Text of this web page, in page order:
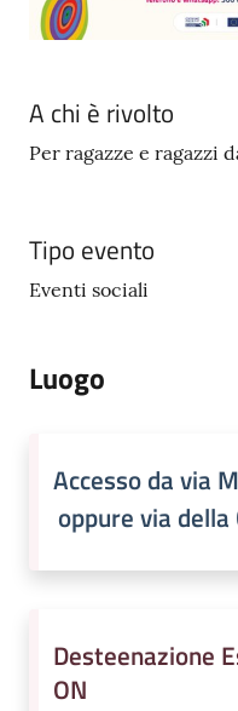
A chi è rivolto
Per ragazze e ragazzi
Tipo evento
Eventi sociali
Luogo
Accesso da via
oppure via della
Desteenazione
ON